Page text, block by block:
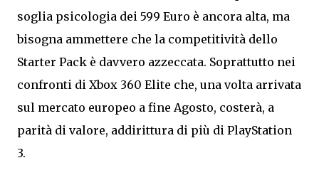
soglia psicologia dei 599 Euro è ancora alta, ma
bisogna ammettere che la competitività dello
Starter Pack è davvero azzeccata. Soprattutto nei
confronti di Xbox 360 Elite che, una volta arrivata
sul mercato europeo a fine Agosto, costerà, a
parità di valore, addirittura di più di PlayStation
3.